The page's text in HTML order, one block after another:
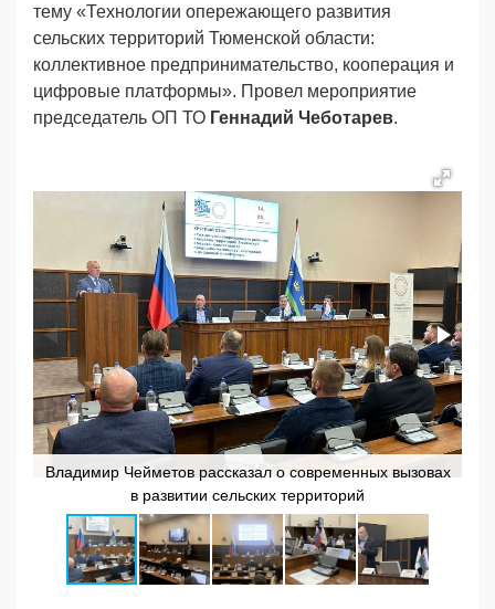
тему «Технологии опережающего развития
сельских территорий Тюменской области:
коллективное предпринимательство, кооперация и
цифровые платформы». Провел мероприятие
председатель ОП ТО Геннадий Чеботарев.
Владимир Чейметов рассказал о современных вызовах
в развитии сельских территорий